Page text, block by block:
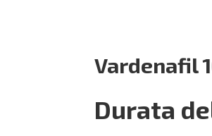
Vardenafil
Durata